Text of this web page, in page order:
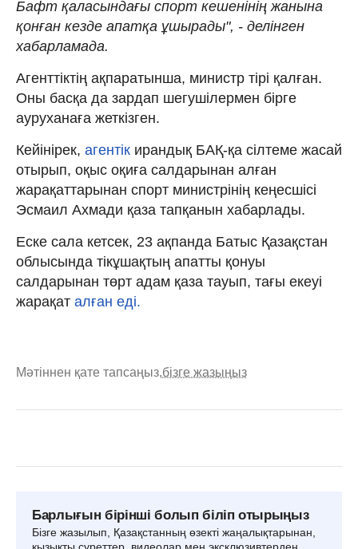
Бафт қаласындағы спорт кешенінің жанына
қонған кезде апатқа ұшырады", - делінген
хабарламада.
Агенттіктің ақпаратынша, министр тірі қалған.
Оны басқа да зардап шегушілермен бірге
ауруханаға жеткізген.
Кейінірек, агентік ирандық БАҚ-қа сілтеме жасай
отырып, оқыс оқиға салдарынан алған
жарақаттарынан спорт министрінің кеңесшісі
Эсмаил Ахмади қаза тапқанын хабарлады.
Еске сала кетсек, 23 ақпанда Батыс Қазақстан
облысында тікұшақтың апатты қонуы
салдарынан төрт адам қаза тауып, тағы екеуі
жарақат алған еді.
Мәтіннен қате тапсаңыз,бізге жазыңыз
Барлығын бірінші болып біліп отырыңыз
Бізге жазылып, Қазақстанның өзекті жаңалықтарынан,
қызықты суреттер, видеолар мен эксклюзивтерден